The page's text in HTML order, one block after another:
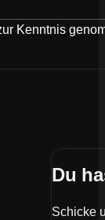
Kenntnis
Du
Schicke